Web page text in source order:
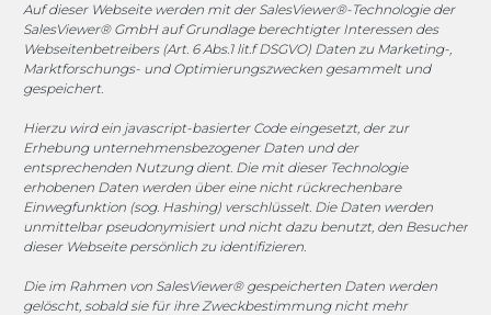
Auf dieser Webseite werden mit der SalesViewer®-Technologie der
SalesViewer® GmbH auf Grundlage berechtigter Interessen des
Webseitenbetreibers (Art. 6 Abs.1 lit.f DSGVO) Daten zu Marketing-,
Marktforschungs- und Optimierungszwecken gesammelt und
gespeichert.
Hierzu wird ein javascript-basierter Code eingesetzt, der zur
Erhebung unternehmensbezogener Daten und der
entsprechenden Nutzung dient. Die mit dieser Technologie
erhobenen Daten werden über eine nicht rückrechenbare
Einwegfunktion (sog. Hashing) verschlüsselt. Die Daten werden
unmittelbar pseudonymisiert und nicht dazu benutzt, den Besucher
dieser Webseite persönlich zu identifizieren.
Die im Rahmen von SalesViewer® gespeicherten Daten werden
gelöscht, sobald sie für ihre Zweckbestimmung nicht mehr
Mo. - Do. 08:00 - 17:00 Uhr
Fr. 08:00 - 15:00 Uhr
Sponsoring
1. FC Monheim
COOKIE-RICHTLINIE (EU)